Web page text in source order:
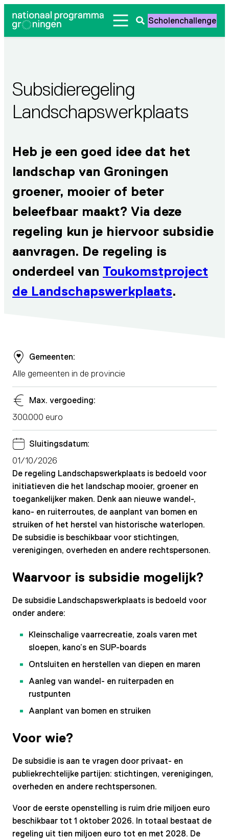
naar
de
Zoeken
openen
Scholenchallenge
Subsidieregeling
Landschapswerkplaats
Heb je een goed idee dat het
landschap van Groningen
groener, mooier of beter
beleefbaar maakt? Via deze
regeling kun je hiervoor subsidie
aanvragen. De regeling is
onderdeel van Toukomstproject
de Landschapswerkplaats.
Gemeenten:
Alle gemeenten in de provincie
Max. vergoeding:
300.000 euro
Sluitingsdatum:
01/10/2026
De regeling Landschapswerkplaats is bedoeld voor
initiatieven die het landschap mooier, groener en
toegankelijker maken. Denk aan nieuwe wandel-,
kano- en ruiterroutes, de aanplant van bomen en
struiken of het herstel van historische waterlopen.
De subsidie is beschikbaar voor stichtingen,
verenigingen, overheden en andere rechtspersonen.
Waarvoor is subsidie mogelijk?
De subsidie Landschapswerkplaats is bedoeld voor
onder andere:
Kleinschalige vaarrecreatie, zoals varen met
sloepen, kano’s en SUP-boards
Ontsluiten en herstellen van diepen en maren
Aanleg van wandel- en ruiterpaden en
rustpunten
Aanplant van bomen en struiken
Voor wie?
De subsidie is aan te vragen door privaat- en
publiekrechtelijke partijen: stichtingen, verenigingen,
overheden en andere rechtspersonen.
Voor de eerste openstelling is ruim drie miljoen euro
beschikbaar tot 1 oktober 2026. In totaal bestaat de
regeling uit tien miljoen euro tot en met 2028. De